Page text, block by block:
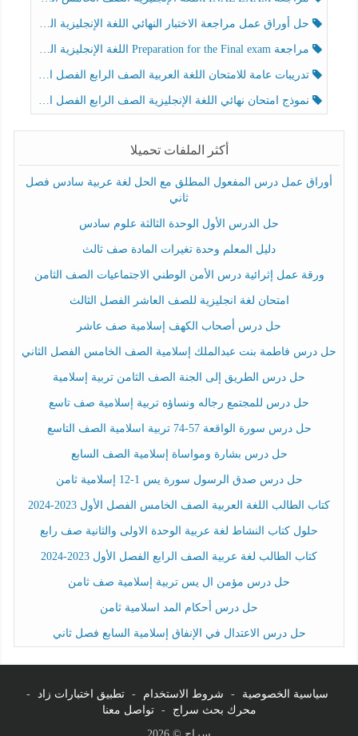
حل أوراق عمل مراجعة الاختبار النهائي اللغة الإنجليزية الصف الرابع الفصل الثالث
مراجعة Preparation for the Final exam اللغة الإنجليزية الصف الرابع الفصل الثالث
تدريبات عامة للامتحان اللغة العربية الصف الرابع الفصل الثالث
نموذج امتحان نهائي اللغة الإنجليزية الصف الرابع الفصل الثالث
أكثر الملفات تحميلا
أوراق عمل درس المفعول المطلق مع الحل لغة عربية سادس فصل
ثاني
حل الدرس الأول الوحدة الثالثة علوم سادس
دليل المعلم وحدة تغيرات المادة صف ثالث
ورقة عمل إثرائية درس الأمن الوطني الاجتماعيات الصف الثامن
امتحان لغة انجليزية للصف العاشر الفصل الثالث
حل درس أصحاب الكهف إسلامية صف عاشر
حل درس فاطمة بنت عبدالملك إسلامية الصف الخامس الفصل الثاني
حل درس الطريق إلى الجنة الصف الثامن تربية إسلامية
حل درس للمجتمع رجاله ونساؤه تربية إسلامية صف تاسع
حل درس سورة الواقعة 57-74 تربية اسلامية الصف التاسع
حل درس بشارة ومواساة إسلامية الصف السابع
حل درس صدق الرسول سورة يس 1-12 إسلامية ثامن
كتاب الطالب اللغة العربية الصف الخامس الفصل الأول 2023-2024
حلول كتاب النشاط لغة عربية الوحدة الاولى والثانية صف رابع
كتاب الطالب لغة عربية الصف الرابع الفصل الأول 2023-2024
حل درس مؤمن ال يس تربية إسلامية صف ثامن
حل درس أحكام المد اسلامية ثامن
حل درس الاعتدال في الإنفاق إسلامية السابع فصل ثاني
سياسية الخصوصية - شروط الاستخدام - تطبيق اختبارات زاد
-
محرك بحث سراج
-
تواصل معنا